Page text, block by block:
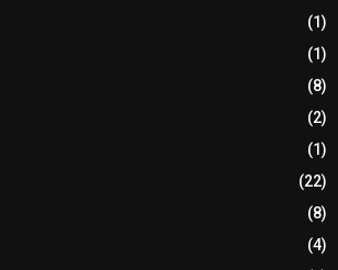
(1)
(1)
(8)
(2)
(1)
(22)
(8)
(4)